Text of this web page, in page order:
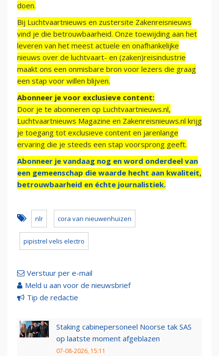
doen.
Bij Luchtvaartnieuws en zustersite Zakenreisnieuws
vind je die betrouwbaarheid. Onze toewijding aan het
leveren van het meest actuele en onafhankelijke
nieuws over de luchtvaart- en (zaken)reisindustrie
maakt ons een onmisbare bron voor lezers die graag
een stap voor willen blijven.
Abonneer je voor exclusieve content:
Door je te abonneren op Luchtvaartnieuws.nl,
Luchtvaartnieuws Magazine en Zakenreisnieuws.nl krijg
je toegang tot exclusieve content en jarenlange
ervaring die je steeds een stap voorsprong geeft.
Abonneer je vandaag nog en word onderdeel van
een gemeenschap die waarde hecht aan kwaliteit,
betrouwbaarheid en échte journalistiek.
nlr cora van nieuwenhuizen
pipistrel velis electro
Verstuur per e-mail
Meld u aan voor de nieuwsbrief
Tip de redactie
Staking cabinepersoneel Noorse tak SAS
op laatste moment afgeblazen
07-08-2026, 15:11